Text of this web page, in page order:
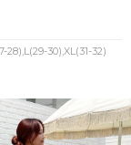
28),L(29-30),XL(31-32)